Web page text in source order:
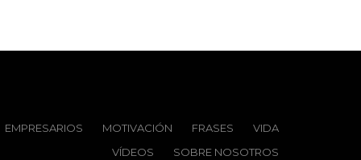
EMPRESARIOS MOTIVACIÓN FRASES
VIDA
VÍDEOS
SOBRE NOSOTROS